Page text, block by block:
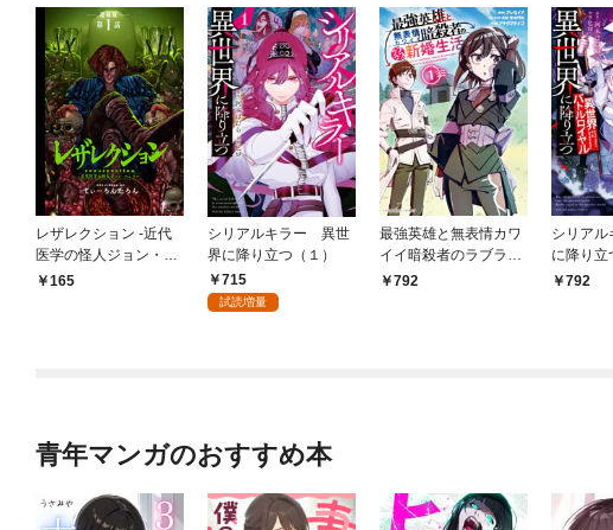
レザレクション -近代
医学の怪人ジョン・ハ
ンター- 連載版 第1話
165
シリアルキラー 異世
界に降り立つ（１）
715
試読増量
最強英雄と無表情カワ
イイ暗殺者のラブラブ
新婚生活 １巻
792
シリアル
に降り
トルロイ
792
青年マンガのおすすめ本